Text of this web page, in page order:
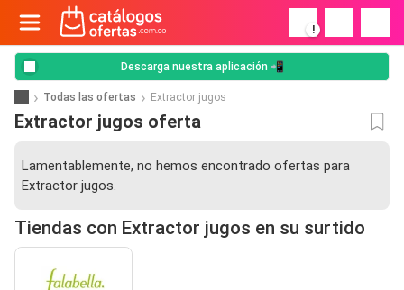
!
Descarga nuestra aplicación 📲
Todas las ofertas Extractor jugos
Extractor jugos oferta
Lamentablemente, no hemos encontrado ofertas para
Extractor jugos.
Tiendas con Extractor jugos en su surtido